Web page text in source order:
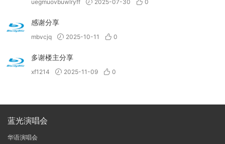
uegmuovbuwlryff 2025-07-30 0
感谢分享
mbvcjq 2025-10-11 0
多谢楼主分享
xf1214 2025-11-09 0
蓝光演唱会
华语演唱会